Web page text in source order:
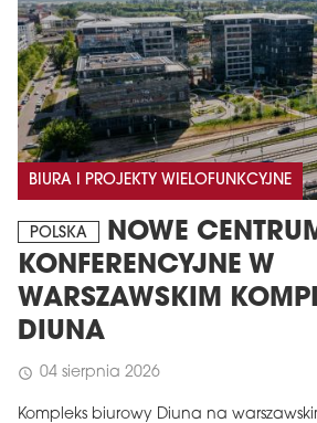
BIURA I PROJEKTY WIELOFUNKCYJNE
POLSKA
NOWE
KONFERENCYJNE W
WARSZAWSKIM
DIUNA
schedule 04 sierpnia 2026
Kompleks biurowy Diuna na